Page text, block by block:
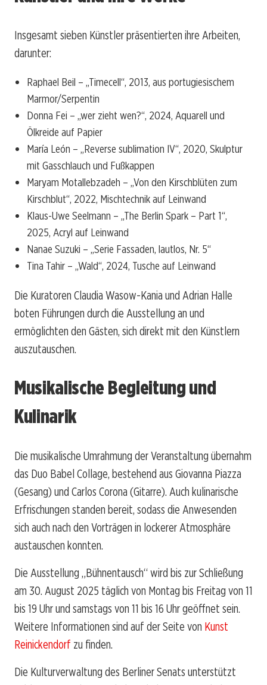
Insgesamt sieben Künstler präsentierten ihre Arbeiten,
darunter:
Raphael Beil – „Timecell“, 2013, aus portugiesischem
Marmor/Serpentin
Donna Fei – „wer zieht wen?“, 2024, Aquarell und
Ölkreide auf Papier
María León – „Reverse sublimation IV“, 2020, Skulptur
mit Gasschlauch und Fußkappen
Maryam Motallebzadeh – „Von den Kirschblüten zum
Kirschblut“, 2022, Mischtechnik auf Leinwand
Klaus-Uwe Seelmann – „The Berlin Spark – Part 1“,
2025, Acryl auf Leinwand
Nanae Suzuki – „Serie Fassaden, lautlos, Nr. 5“
Tina Tahir – „Wald“, 2024, Tusche auf Leinwand
Die Kuratoren Claudia Wasow-Kania und Adrian Halle
boten Führungen durch die Ausstellung an und
ermöglichten den Gästen, sich direkt mit den Künstlern
auszutauschen.
Musikalische Begleitung und
Kulinarik
Die musikalische Umrahmung der Veranstaltung übernahm
das Duo Babel Collage, bestehend aus Giovanna Piazza
(Gesang) und Carlos Corona (Gitarre). Auch kulinarische
Erfrischungen standen bereit, sodass die Anwesenden
sich auch nach den Vorträgen in lockerer Atmosphäre
austauschen konnten.
Die Ausstellung „Bühnentausch“ wird bis zur Schließung
am 30. August 2025 täglich von Montag bis Freitag von 11
bis 19 Uhr und samstags von 11 bis 16 Uhr geöffnet sein.
Weitere Informationen sind auf der Seite von Kunst
Reinickendorf zu finden.
Die Kulturverwaltung des Berliner Senats unterstützt